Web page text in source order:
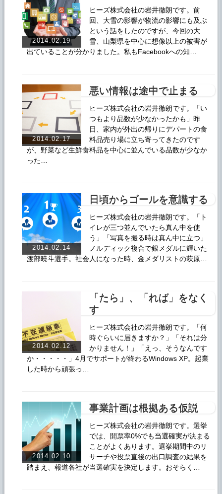
2014.02.19
ヒーズ株式会社の岩井徹朗です。前
回、大雪の影響が物流の影響にも及ぶ
という話をしたのですが、今回の大
雪、山梨県を中心に想像以上の被害が
出ていることが分かりました。私もFacebookへの知…
2014.02.17
悪い情報は途中で止まる
ヒーズ株式会社の岩井徹朗です。「い
つもより品数が少なかったかも」昨
日、家内が外出の帰りにデパートの食
料品売り場に立ち寄ってきたのです
が、野菜など生鮮食料品を中心に並んでいる品数が少なか
った…
2014.02.14
日頃からゴールを意識する
ヒーズ株式会社の岩井徹朗です。「ト
イレが三つ並んでいたら真ん中を使
う」「写真を撮る時は真ん中に立つ」
ノルディック複合で銀メダルに輝いた
渡部暁斗選手。社会人になった時、金メダリストの萩原…
2014.02.12
「たら」、「れば」をなく
す
ヒーズ株式会社の岩井徹朗です。「何
時ぐらいに届きますか？」「それは分
かりません！」「えっ、そうなんです
か・・・・・」4月でサポートが終わるWindows XP。起業
した時から頑張っ…
2014.02.10
事業計画は根拠ある仮説
ヒーズ株式会社の岩井徹朗です。選挙
では、開票率0%でも当選確実が決まる
ことがよくあります。選挙期間中のリ
サーチや投票直後の出口調査の結果を
踏まえ、報道各社が当選確実を決定します。おそらく…